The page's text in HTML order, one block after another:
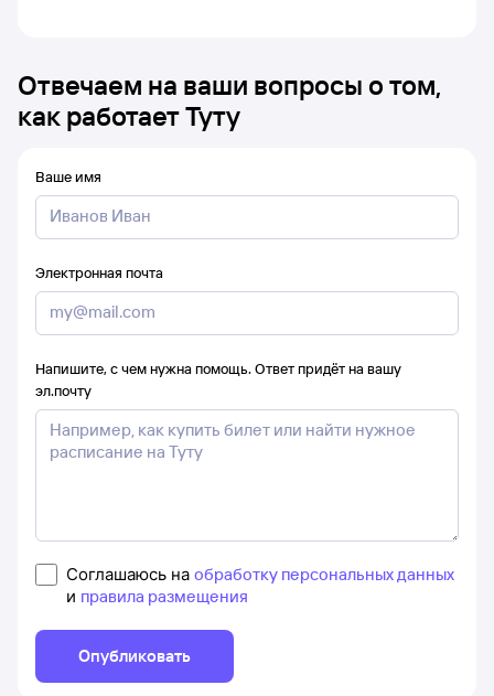
Отвечаем на ваши вопросы о том,
как работает Туту
Ваше имя
Электронная почта
Напишите, с чем нужна помощь. Ответ придёт на вашу
эл.почту
Соглашаюсь на обработку персональных данных
и правила размещения
Опубликовать